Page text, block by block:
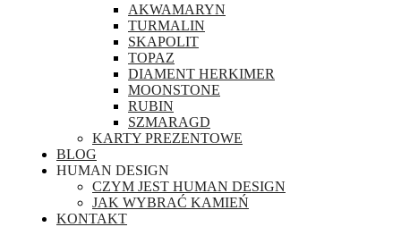
AKWAMARYN
TURMALIN
SKAPOLIT
TOPAZ
DIAMENT HERKIMER
MOONSTONE
RUBIN
SZMARAGD
KARTY PREZENTOWE
BLOG
HUMAN DESIGN
CZYM JEST HUMAN DESIGN
JAK WYBRAĆ KAMIEŃ
KONTAKT